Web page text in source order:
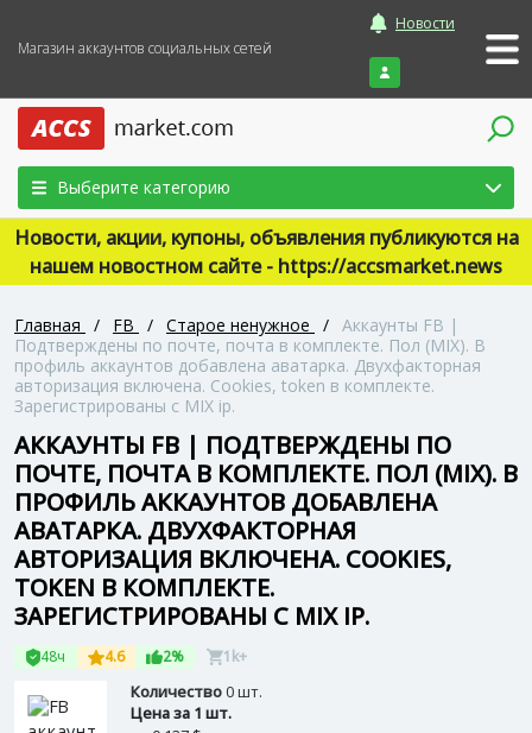
Магазин аккаунтов социальных сетей
Новости
Войти
Выберите категорию
Новости, акции, купоны, объявления публикуются на
нашем новостном сайте - https://accsmarket.news
Главная / FB / Старое ненужное / Аккаунты FB |
Подтверждены по почте, почта в комплекте. Пол (MIX). В
профиль аккаунтов добавлена аватарка. Двухфакторная
авторизация включена. Cookies, token в комплекте.
Зарегистрированы с MIX ip.
АККАУНТЫ FB | ПОДТВЕРЖДЕНЫ ПО
ПОЧТЕ, ПОЧТА В КОМПЛЕКТЕ. ПОЛ (MIX). В
ПРОФИЛЬ АККАУНТОВ ДОБАВЛЕНА
АВАТАРКА. ДВУХФАКТОРНАЯ
АВТОРИЗАЦИЯ ВКЛЮЧЕНА. COOKIES,
TOKEN В КОМПЛЕКТЕ.
ЗАРЕГИСТРИРОВАНЫ С MIX IP.
48ч 4.6 2% 1k+
Количество0 шт.
Цена за 1 шт.